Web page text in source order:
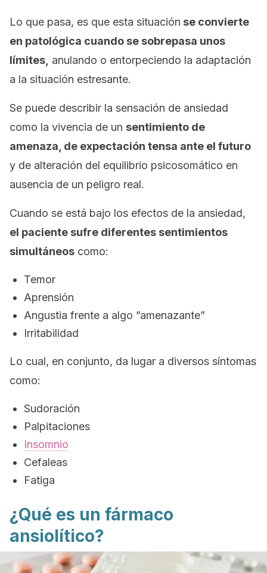
Lo que pasa, es que esta situación se convierte
en patológica cuando se sobrepasa unos
límites, anulando o entorpeciendo la adaptación
a la situación estresante.
Se puede describir la sensación de ansiedad
como la vivencia de un sentimiento de
amenaza, de expectación tensa ante el futuro
y de alteración del equilibrio psicosomático en
ausencia de un peligro real.
Cuando se está bajo los efectos de la ansiedad,
el paciente sufre diferentes sentimientos
simultáneos como:
Temor
Aprensión
Angustia frente a algo ”amenazante”
Irritabilidad
Lo cual, en conjunto, da lugar a diversos síntomas
como:
Sudoración
Palpitaciones
Insomnio
Cefaleas
Fatiga
¿Qué es un fármaco
ansiolítico?